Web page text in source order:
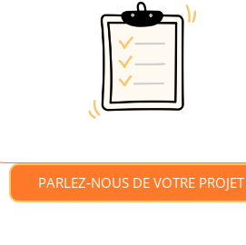
PARLEZ-NOUS DE VOTRE PROJET